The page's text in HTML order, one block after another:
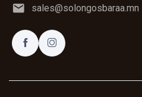
email sales@solongosbaraa.mn